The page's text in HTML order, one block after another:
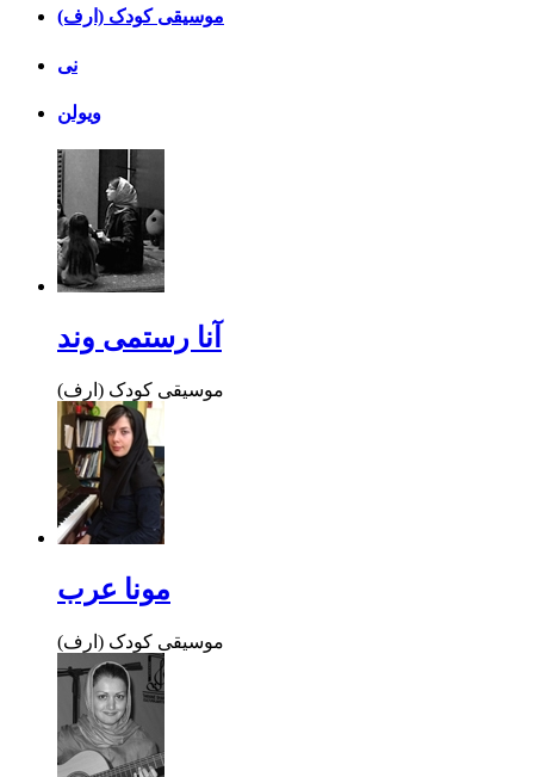
موسیقی کودک (ارف)
نی
ویولن
آنا رستمی وند
موسیقی کودک (ارف)
مونا عرب
موسیقی کودک (ارف)